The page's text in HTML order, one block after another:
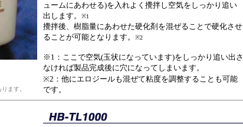
ュームにあわせる)を入れよく攪拌し空気をしっかり追い
出します。
※1
攪拌後、樹脂量にあわせた硬化剤を混ぜることで硬化させ
ることが可能となります。
※2
※1：ここで空気(玉状になっています)をしっかり追い出さ
なければ製品完成後に穴になってしまいます。
※2：他にエロジールも混ぜて粘度を調整することも可能
です。
ます。